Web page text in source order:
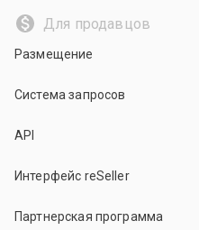
Для продавцов
Размещение
Система запросов
API
Интерфейс reSeller
Партнерская программа